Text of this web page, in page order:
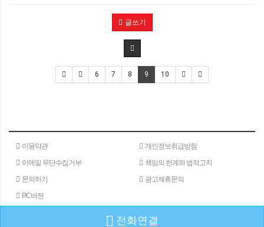
글쓰기
6 7 8 9 10
이용약관
개인정보취급방침
이메일 무단수집거부
책임의 한계와 법적고지
문의하기
광고제휴문의
PC버전
전화연결